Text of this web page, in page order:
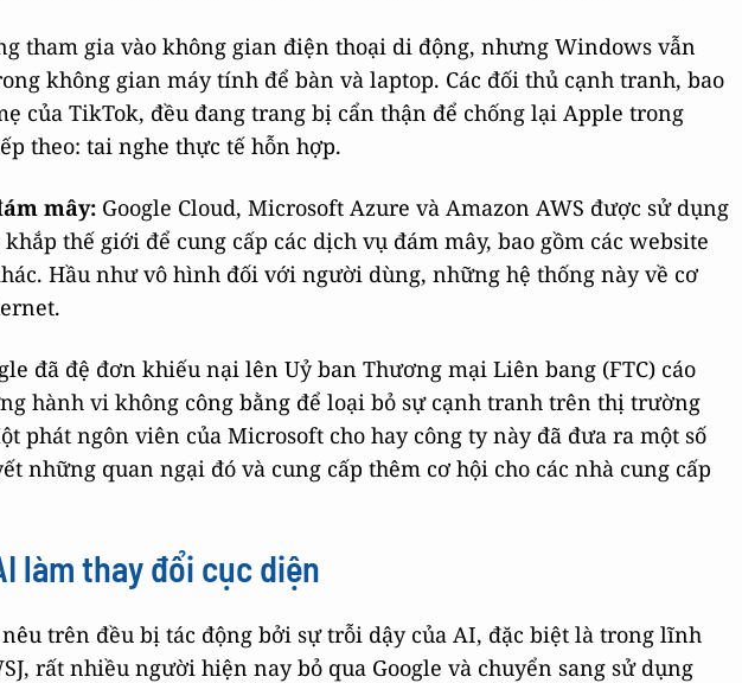
tham gia vào không gian điện thoại di động, nhưng Windows vẫn
không gian máy tính để bàn và laptop. Các đối thủ cạnh tranh, bao
của TikTok, đều đang trang bị cẩn thận để chống lại Apple trong
theo: tai nghe thực tế hỗn hợp.
mây: Google Cloud, Microsoft Azure và Amazon AWS được sử dụng
thế giới để cung cấp các dịch vụ đám mây, bao gồm các website
Hầu như vô hình đối với người dùng, những hệ thống này về cơ
đã đệ đơn khiếu nại lên Uỷ ban Thương mại Liên bang (FTC) cáo
hành vi không công bằng để loại bỏ sự cạnh tranh trên thị trường
phát ngôn viên của Microsoft cho hay công ty này đã đưa ra một số
những quan ngại đó và cung cấp thêm cơ hội cho các nhà cung cấp
làm thay đổi cục diện
trên đều bị tác động bởi sự trỗi dậy của AI, đặc biệt là trong lĩnh
rất nhiều người hiện nay bỏ qua Google và chuyển sang sử dụng